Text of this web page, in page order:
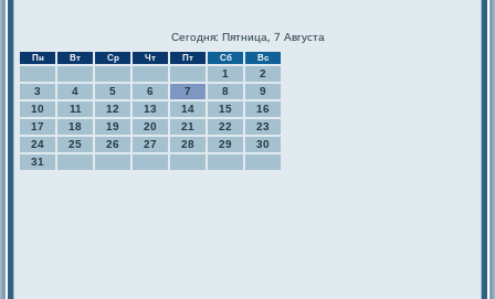
Сегодня: Пятница, 7 Августа
Пн Вт Ср Чт Пт Сб Вс
1
2
3
4 5 6 7 8
9
10
11 12 13 14 15
16
17
18 19 20 21 22
23
24
25 26 27 28 29
30
31